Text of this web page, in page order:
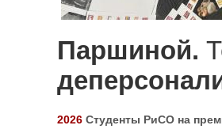
Паршиной.
2026 Студенты РиСО на